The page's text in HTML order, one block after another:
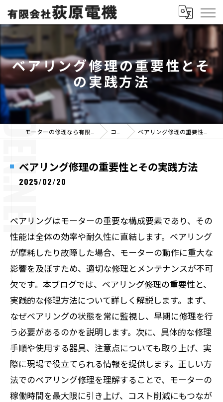
ベアリング修理の重要性とそ
の実践方法
コラム ベアリング修理の重要性とその実践方法
ベアリング修理の重要性とその実践方法
2025/02/20
ベアリングはモーターの重要な構成要素であり、その
性能は全体の効率や耐久性に直結します。ベアリング
が摩耗したり故障した場合、モーターの動作に重大な
影響を及ぼすため、適切な修理とメンテナンスが不可
欠です。本ブログでは、ベアリング修理の重要性と、
実践的な修理方法について詳しく解説します。まず、
なぜベアリングの状態を常に監視し、早期に修理を行
う必要があるのかを説明します。次に、具体的な修理
手順や使用する器具、注意点についても取り上げ、実
際に現場で役立てられる情報を提供します。正しい方
法でのベアリング修理を理解することで、モーターの
稼働時間を最大限に引き上げ、コスト削減にもつなが